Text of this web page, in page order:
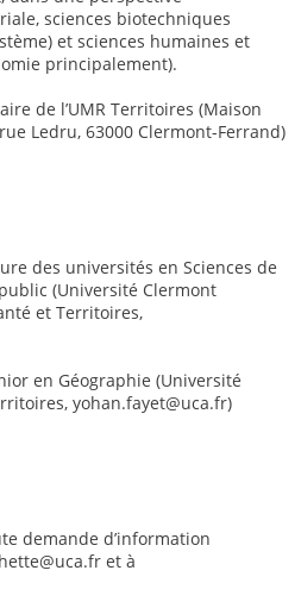
sciences biotechniques
et sciences humaines et
principalement).
de l’UMR Territoires (Maison
Ledru, 63000 Clermont-Ferrand)
des universités en Sciences de
(Université Clermont
et Territoires,
en Géographie (Université
yohan.fayet@uca.fr)
demande d’information
et à